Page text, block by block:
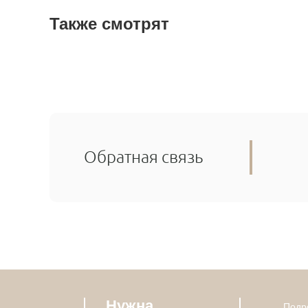
Также смотрят
Обратная связь